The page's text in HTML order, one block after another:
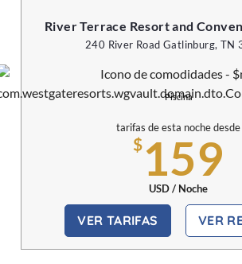
River Terrace Resort and
240 River Road Gatlinburg, TN
Piscina
tarifas de esta noche desde
$159
USD / Noche
VER TARIFAS VER